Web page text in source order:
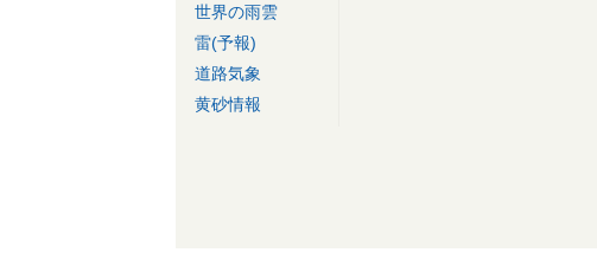
世界の雨雲
雷(予報)
道路気象
黄砂情報